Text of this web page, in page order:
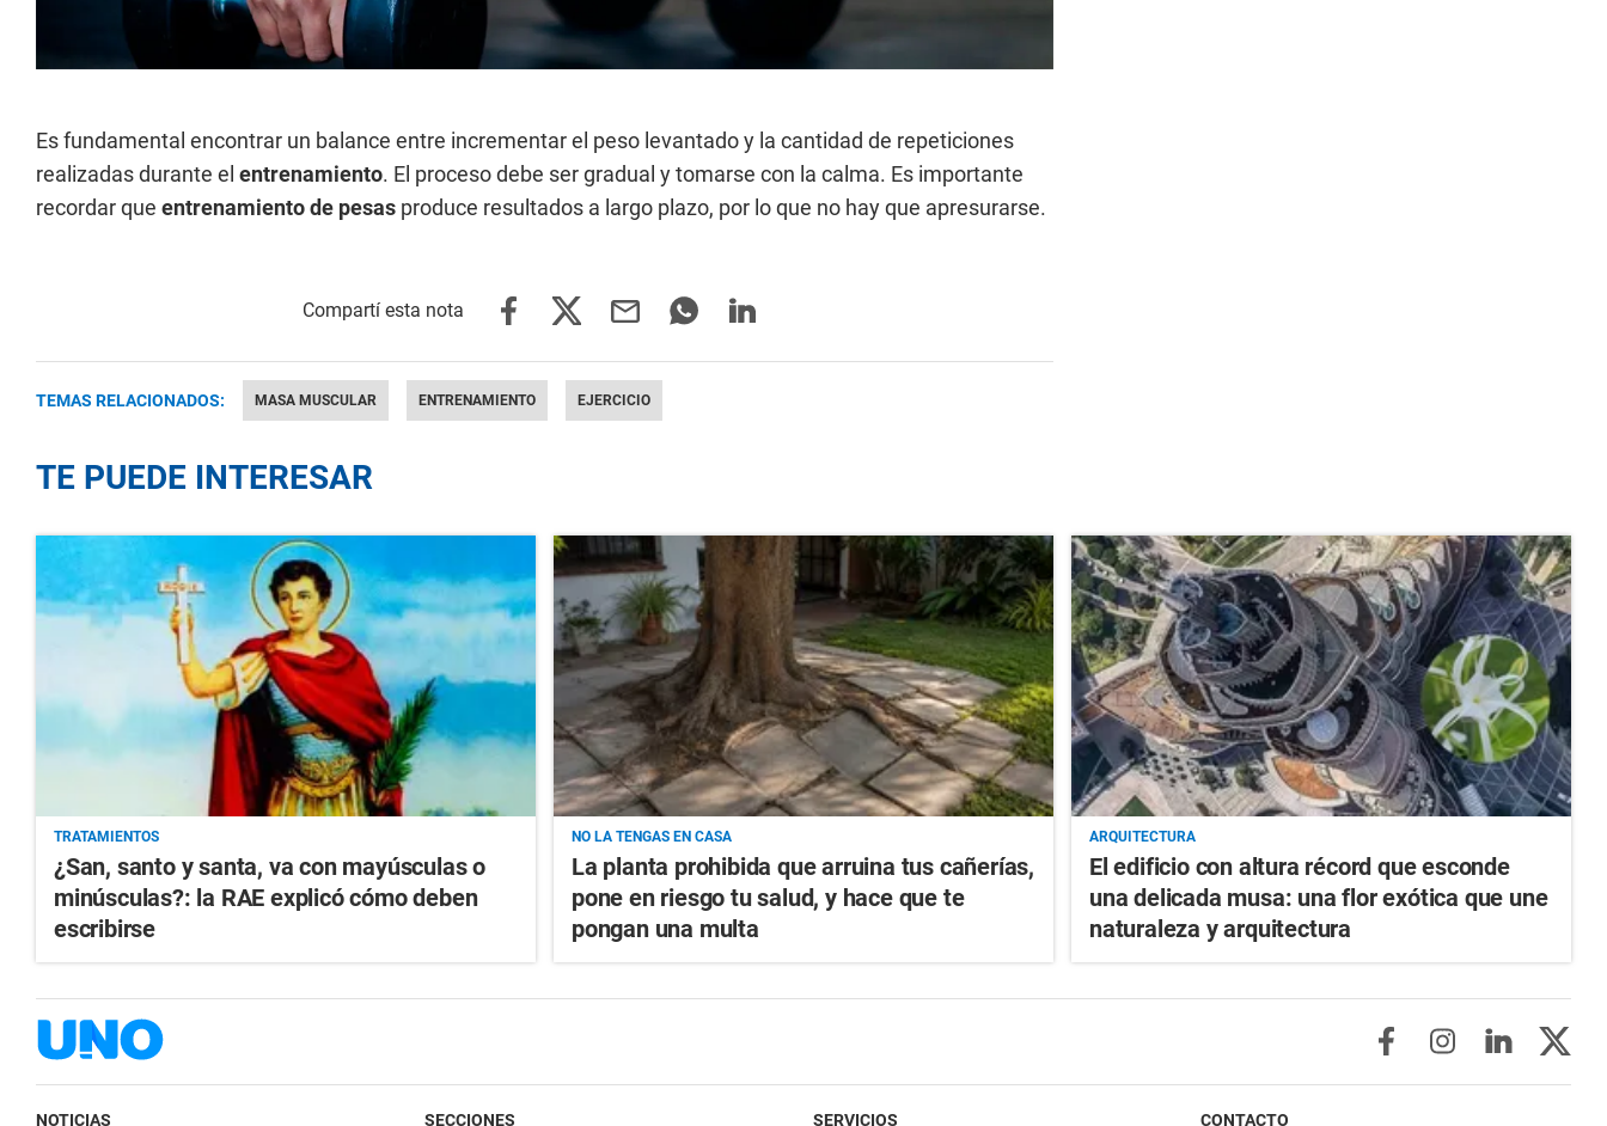
Es fundamental encontrar un balance entre incrementar el peso levantado y la cantidad de repeticiones
realizadas durante el entrenamiento. El proceso debe ser gradual y tomarse con la calma. Es importante
recordar que entrenamiento de pesas produce resultados a largo plazo, por lo que no hay que apresurarse.
TEMAS RELACIONADOS: MASA MUSCULAR ENTRENAMIENTO EJERCICIO
TE PUEDE INTERESAR
TRATAMIENTOS
¿San, santo y santa, va con mayúsculas o
minúsculas?: la RAE explicó cómo deben
escribirse
NO LA TENGAS EN CASA
La planta prohibida que arruina tus cañerías,
pone en riesgo tu salud, y hace que te
pongan una multa
ARQUITECTURA
El edificio con altura récord que esconde
una delicada musa: una flor exótica que une
naturaleza y arquitectura
NOTICIAS SECCIONES SERVICIOS CONTACTO